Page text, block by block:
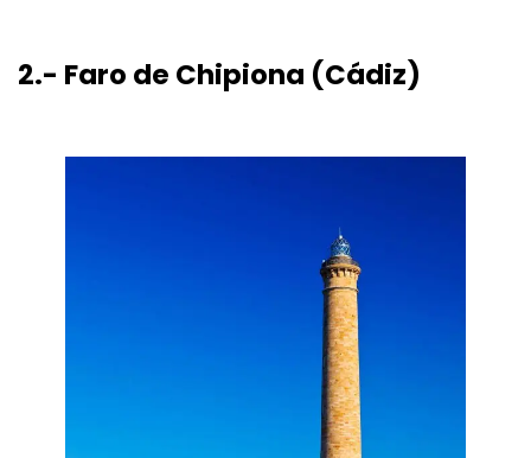
2.- Faro de Chipiona (Cádiz)